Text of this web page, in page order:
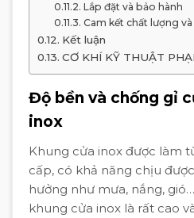
Lắp đặt và bảo hành
Cam kết chất lượng
Kết luận
CƠ KHÍ KỸ THUẬT
Độ bền và chống gỉ
inox
Khung cửa inox được làm
cấp, có khả năng chịu
hưởng như mưa, nắng,
khung cửa inox là rất cao